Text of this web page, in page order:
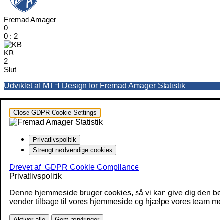
Fremad Amager
0
0 : 2
KB
2
Slut
Udviklet af MTH Design for Fremad Amager Statistik
Close GDPR Cookie Settings
Privatlivspolitik
Strengt nødvendige cookies
Drevet af GDPR Cookie Compliance
Privatlivspolitik
Denne hjemmeside bruger cookies, så vi kan give dig den
vender tilbage til vores hjemmeside og hjælpe vores team